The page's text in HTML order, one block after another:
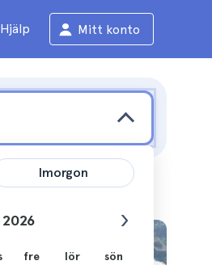
Hjälp Mitt konto
Imorgon
fre lör sön